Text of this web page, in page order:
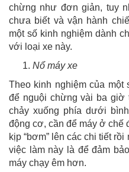
chừng như đơn giản, tuy
chưa biết và vận hành
một số kinh nghiệm dành
với loại xe này.
Nổ máy xe
Theo kinh nghiệm của
để nguội chừng vài ba giờ
chảy xuống phía dưới
động cơ, cần để máy ở chế
kịp “bơm” lên các chi tiết
việc làm này là để đảm
máy chạy êm hơn.